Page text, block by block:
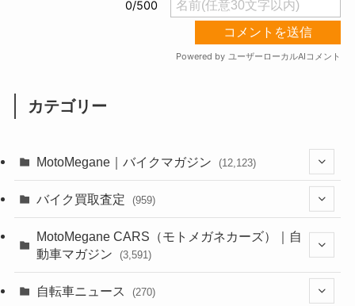
カテゴリー
MotoMegane｜バイクマガジン (12,123)
(44)
(637)(306)
バイク買取査定 (959)
(352)
MotoMegane CARS（モトメガネカーズ）｜自
動車マガジン
(3,591)
自転車ニュース (270)